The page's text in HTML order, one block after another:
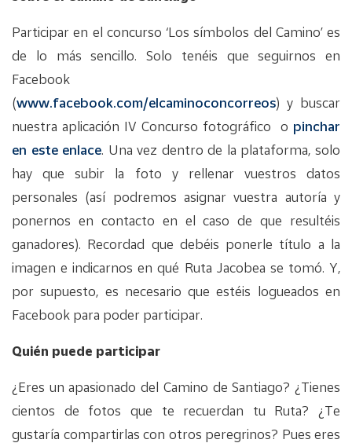
Participar en el concurso ‘Los símbolos del Camino’ es
de lo más sencillo. Solo tenéis que seguirnos en
Facebook
(www.facebook.com/elcaminoconcorreos) y buscar
nuestra aplicación IV Concurso fotográfico o pinchar
en este enlace. Una vez dentro de la plataforma, solo
hay que subir la foto y rellenar vuestros datos
personales (así podremos asignar vuestra autoría y
ponernos en contacto en el caso de que resultéis
ganadores). Recordad que debéis ponerle título a la
imagen e indicarnos en qué Ruta Jacobea se tomó. Y,
por supuesto, es necesario que estéis logueados en
Facebook para poder participar.
Quién puede participar
¿Eres un apasionado del Camino de Santiago? ¿Tienes
cientos de fotos que te recuerdan tu Ruta? ¿Te
gustaría compartirlas con otros peregrinos? Pues eres